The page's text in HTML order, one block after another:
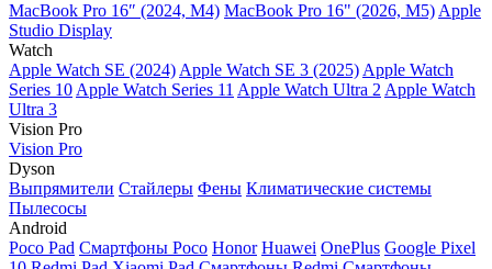
MacBook Pro 16″ (2024, M4) MacBook Pro 16" (2026, M5) Apple
Studio Display
Watch
Apple Watch SE (2024) Apple Watch SE 3 (2025) Apple Watch
Series 10 Apple Watch Series 11 Apple Watch Ultra 2 Apple Watch
Ultra 3
Vision Pro
Vision Pro
Dyson
Выпрямители Стайлеры Фены Климатические системы
Пылесосы
Android
Poco Pad Смартфоны Poco Honor Huawei OnePlus Google Pixel